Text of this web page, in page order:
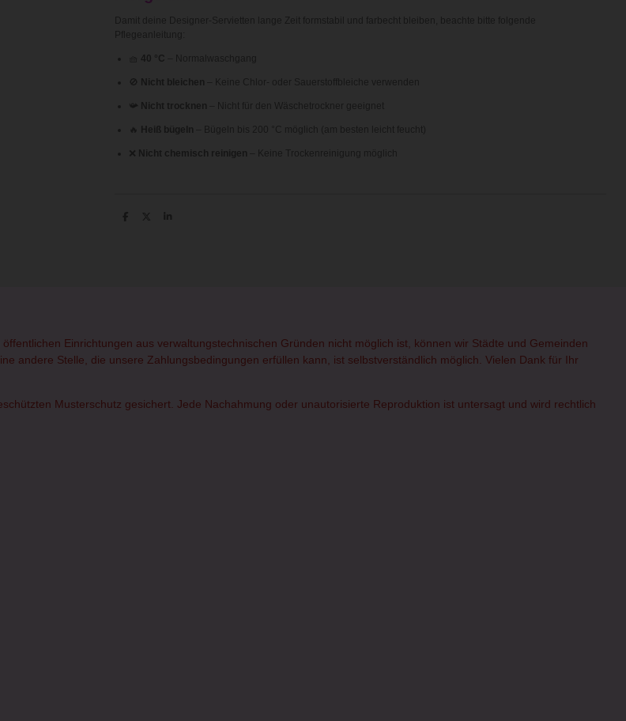
Damit deine Designer-Servietten lange Zeit formstabil und farbecht bleiben, beachte bitte folgende
Pflegeanleitung:
40 °C – Normalwaschgang
🚫 Nicht bleichen – Keine Chlor- oder Sauerstoffbleiche verwenden
📯 Nicht trocknen – Nicht für den Wäschetrockner geeignet
🔥 Heiß bügeln – Bügeln bis 200 °C möglich (am besten leicht feucht)
❌ Nicht chemisch reinigen – Keine Trockenreinigung möglich
T
T
T
Einrichtungen aus verwaltungstechnischen Gründen nicht möglich ist, können wir Städte und Gemeinden
andere Stelle, die unsere Zahlungsbedingungen erfüllen kann, ist selbstverständlich möglich. Vielen Dank für Ihr
Musterschutz gesichert. Jede Nachahmung oder unautorisierte Reproduktion ist untersagt und wird rechtlich